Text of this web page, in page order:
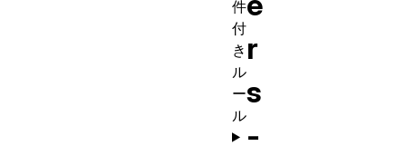
r
s
-
件
付
き
ル
ー
ル